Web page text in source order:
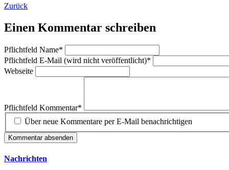
Zurück
Einen Kommentar schreiben
Pflichtfeld Name*
Pflichtfeld E-Mail (wird nicht veröffentlicht)*
Webseite
Pflichtfeld Kommentar*
Über neue Kommentare per E-Mail benachrichtigen
Kommentar absenden
Nachrichten